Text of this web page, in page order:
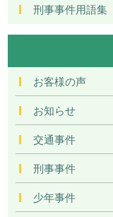
刑事事件用語集
お客様の声
お知らせ
交通事件
刑事事件
少年事件